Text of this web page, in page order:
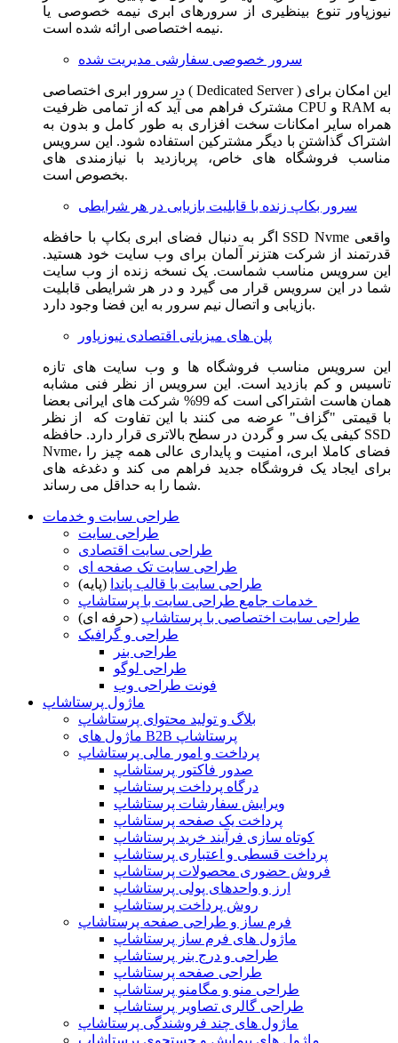
نیوزپاور تنوع بینظیری از سرورهای ابری نیمه خصوصی یا
نیمه اختصاصی ارائه شده است.
سرور خصوصی سفارشی مدیریت شده
در سرور ابری اختصاصی ( Dedicated Server ) این امکان برای
مشترک فراهم می آید که از تمامی ظرفیت CPU و RAM به
همراه سایر امکانات سخت افزاری به طور کامل و بدون به
اشتراک گذاشتن با دیگر مشترکین استفاده شود. این سرویس
مناسب فروشگاه های خاص، پربازدید با نیازمندی های
بخصوص است.
سرور بکاپ زنده با قابلیت بازیابی در هر شرایطی
اگر به دنبال فضای ابری بکاپ با حافظه SSD Nvme واقعی
قدرتمند از شرکت هتزنر آلمان برای وب سایت خود هستید.
این سرویس مناسب شماست. یک نسخه زنده از وب سایت
شما در این سرویس قرار می گیرد و در هر شرایطی قابلیت
بازیابی و اتصال نیم سرور به این فضا وجود دارد.
پلن های میزبانی اقتصادی نیوزپاور
این سرویس مناسب فروشگاه ها و وب سایت های تازه
تاسیس و کم بازدید است. این سرویس از نظر فنی مشابه
همان هاست اشتراکی است که 99% شرکت های ایرانی بعضا
با قیمتی "گزاف" عرضه می کنند با این تفاوت که از نظر
کیفی یک سر و گردن در سطح بالاتری قرار دارد. حافظه SSD
Nvme، فضای کاملا ابری، امنیت و پایداری عالی همه چیز را
برای ایجاد یک فروشگاه جدید فراهم می کند و دغدغه های
شما را به حداقل می رساند.
طراحی سایت و خدمات
طراحی سایت
طراحی سایت اقتصادی
طراحی سایت تک صفحه ای
طراحی سایت با قالب پاندا (پایه)
طراحی سایت اختصاصی با پرستاشاپ (حرفه ای)
طراحی و گرافیک
طراحی بنر
طراحی لوگو
فونت طراحی وب
ماژول پرستاشاپ
بلاگ و تولید محتوای پرستاشاپ
ماژول های B2B پرستاشاپ
پرداخت و امور مالی پرستاشاپ
صدور فاکتور پرستاشاپ
درگاه پرداخت پرستاشاپ
ویرایش سفارشات پرستاشاپ
پرداخت یک صفحه پرستاشاپ
کوتاه سازی فرآیند خرید پرستاشاپ
پرداخت قسطی و اعتباری پرستاشاپ
فروش حضوری محصولات پرستاشاپ
ارز و واحدهای پولی پرستاشاپ
روش پرداخت پرستاشاپ
فرم ساز و طراحی صفحه پرستاشاپ
ماژول های فرم ساز پرستاشاپ
طراحی و درج بنر پرستاشاپ
طراحی صفحه پرستاشاپ
طراحی منو و مگامنو پرستاشاپ
طراحی گالری تصاویر پرستاشاپ
ماژول های چند فروشندگی پرستاشاپ
ماژول های پیمایش و جستجوی پرستاشاپ